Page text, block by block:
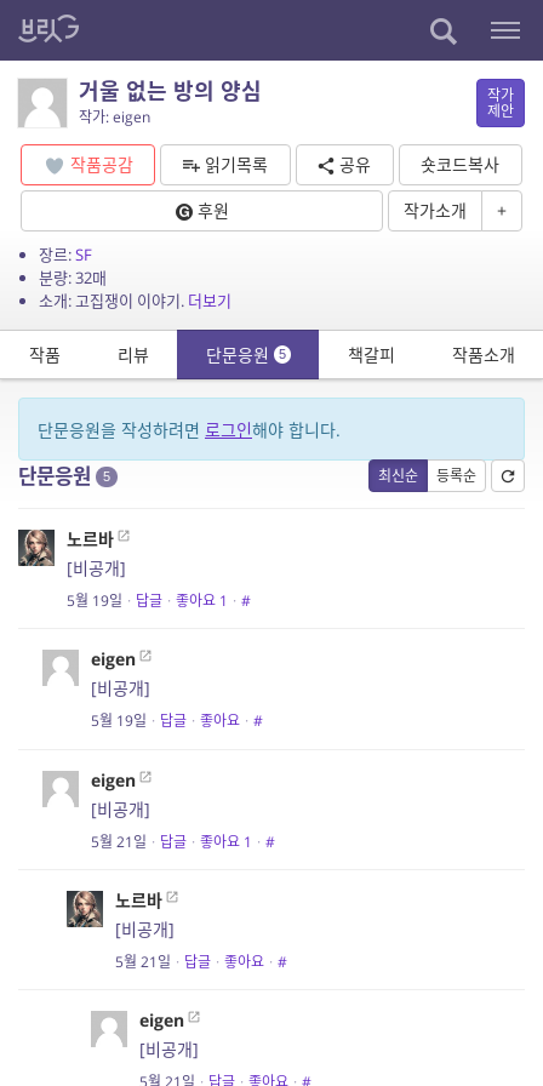
거울 없는 방의 양심
작가: eigen
작가
제안
작품공감 읽기목록 공유
숏코드복사
후원
작가소개 +
장르:SF
분량: 32매
소개: 고집쟁이 이야기. 더보기
작품 리뷰 단문응원 5 책갈피 작품소개
단문응원을 작성하려면 로그인해야 합니다.
최신순 등록순
단문응원 5
노르바
[비공개]
5월 19일 · 답글 · 좋아요 1 · #
eigen
[비공개]
5월 19일 · 답글 · 좋아요 · #
eigen
[비공개]
5월 21일 · 답글 · 좋아요 1 · #
노르바
[비공개]
5월 21일 · 답글 · 좋아요 · #
eigen
[비공개]
5월 21일 · 답글 · 좋아요 · #